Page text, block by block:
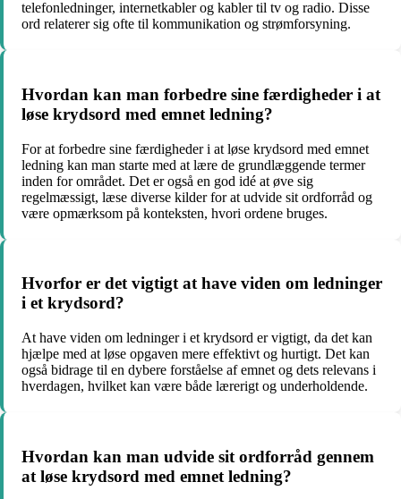
telefonledninger, internetkabler og kabler til tv og radio. Disse
ord relaterer sig ofte til kommunikation og strømforsyning.
Hvordan kan man forbedre sine færdigheder i at
løse krydsord med emnet ledning?
For at forbedre sine færdigheder i at løse krydsord med emnet
ledning kan man starte med at lære de grundlæggende termer
inden for området. Det er også en god idé at øve sig
regelmæssigt, læse diverse kilder for at udvide sit ordforråd og
være opmærksom på konteksten, hvori ordene bruges.
Hvorfor er det vigtigt at have viden om ledninger
i et krydsord?
At have viden om ledninger i et krydsord er vigtigt, da det kan
hjælpe med at løse opgaven mere effektivt og hurtigt. Det kan
også bidrage til en dybere forståelse af emnet og dets relevans i
hverdagen, hvilket kan være både lærerigt og underholdende.
Hvordan kan man udvide sit ordforråd gennem
at løse krydsord med emnet ledning?